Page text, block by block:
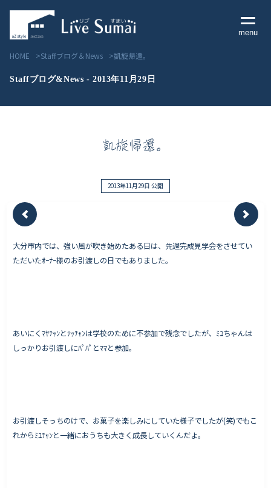
menu
Livesumai 住宅標準性能
Livesumai 保証について
見学会／モデルハウス情報
オーナー様の声
HOME Staffブログ＆News 凱旋帰還。
Staffブログ&News - 2013年11月29日
凱旋帰還。
2013年11月29日 公開
大分市内では、強い風が吹き始めたある日は、先週完成見学会をさせてい
ただいたｵｰﾅｰ様のお引渡しの日でもありました。
あいにくﾏﾔﾁｬﾝとﾃｯﾁｬﾝは学校のために不参加で残念でしたが、ﾐﾕちゃんは
しっかりお引渡しにﾊﾟﾊﾟとﾏﾏと参加。
お引渡しそっちのけで、お菓子を楽しみにしていた様子でしたが(笑)でもこ
れからﾐﾕﾁｬﾝと一緒におうちも大きく成長していくんだよ。